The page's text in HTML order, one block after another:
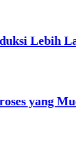
Lebih
yang